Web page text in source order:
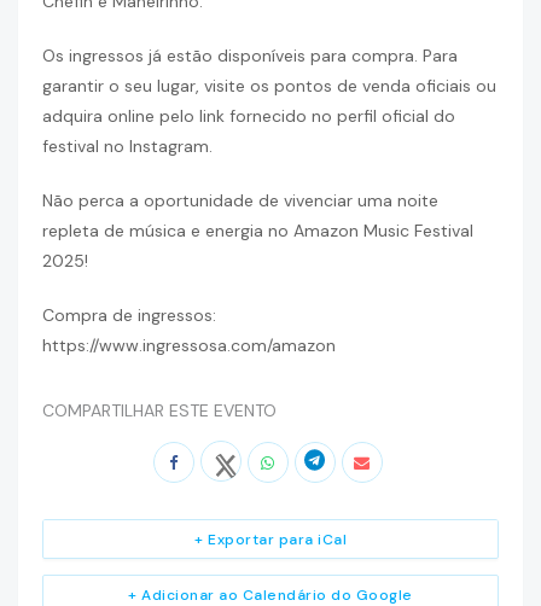
Os ingressos já estão disponíveis para compra. Para
garantir o seu lugar, visite os pontos de venda oficiais ou
adquira online pelo link fornecido no perfil oficial do
festival no Instagram.
Não perca a oportunidade de vivenciar uma noite
repleta de música e energia no Amazon Music Festival
2025!
Compra de ingressos:
https://www.ingressosa.com/amazon
COMPARTILHAR ESTE EVENTO
+ Adicionar ao Calendário do Google
+ Exportar para iCal